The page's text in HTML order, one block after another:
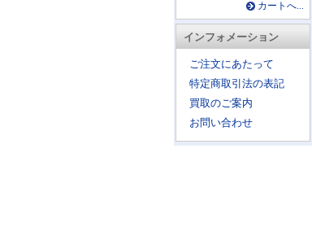
カートへ...
インフォメーション
ご注文にあたって
特定商取引法の表記
買取のご案内
お問い合わせ